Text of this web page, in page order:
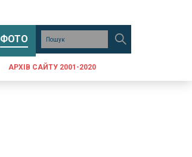
ФОТО
АРХІВ САЙТУ 2001-2020